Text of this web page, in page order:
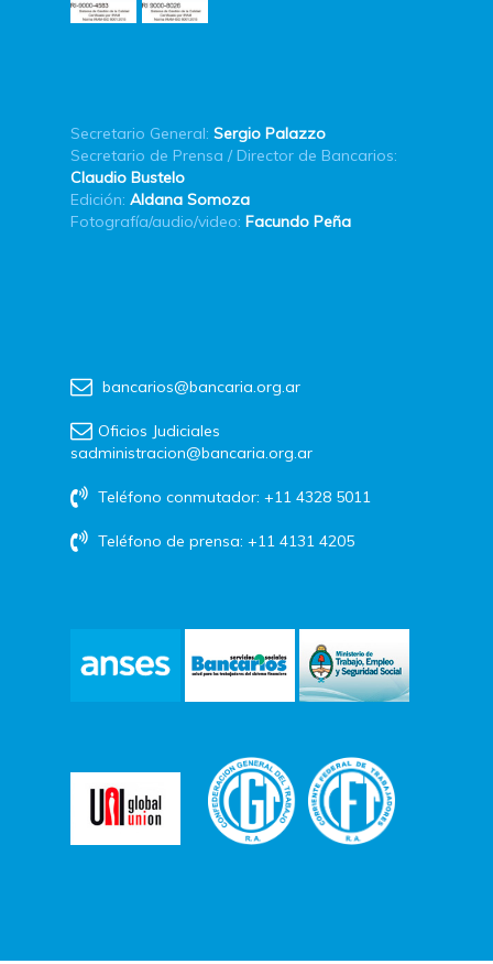
Secretario General: Sergio Palazzo
Secretario de Prensa / Director de Bancarios:
Claudio Bustelo
Edición: Aldana Somoza
Fotografía/audio/video: Facundo Peña
bancarios@bancaria.org.ar
Oficios Judiciales
sadministracion@bancaria.org.ar
Teléfono conmutador: +11 4328 5011
Teléfono de prensa: +11 4131 4205